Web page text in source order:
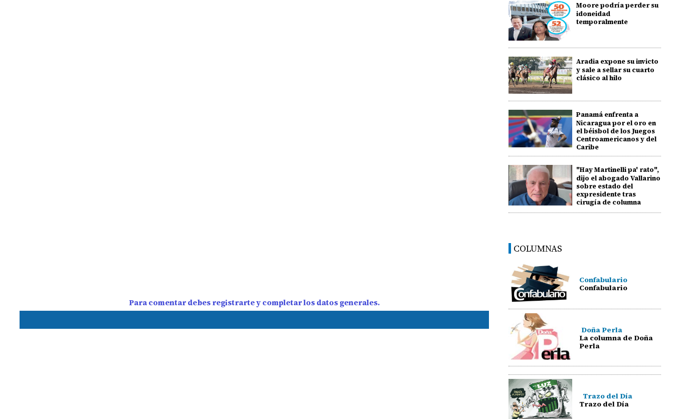
Para comentar debes registrarte y completar los datos generales.
Moore podría perder su
idoneidad
temporalmente
Aradia expone su invicto
y sale a sellar su cuarto
clásico al hilo
Panamá enfrenta a
Nicaragua por el oro en
el béisbol de los Juegos
Centroamericanos y del
Caribe
"Hay Martinelli pa' rato",
dijo el abogado Vallarino
sobre estado del
expresidente tras
cirugía de columna
COLUMNAS
Confabulario
Confabulario
Doña Perla
La columna de Doña
Perla
Trazo del Día
Trazo del Día